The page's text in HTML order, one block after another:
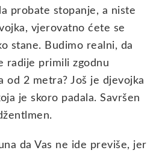
probate stopanje, a niste
vjerovatno ćete se
stane. Budimo realni, da
radije primili zgodnu
od 2 metra? Još je djevojka
je skoro padala. Savršen
da Vas ne ide previše, jer